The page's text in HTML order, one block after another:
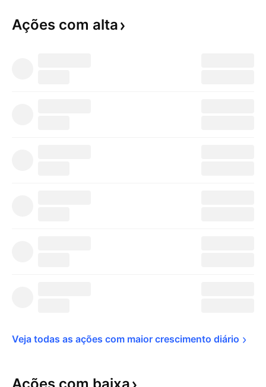
Ações com alta
Veja todas as ações com maior crescimento diário